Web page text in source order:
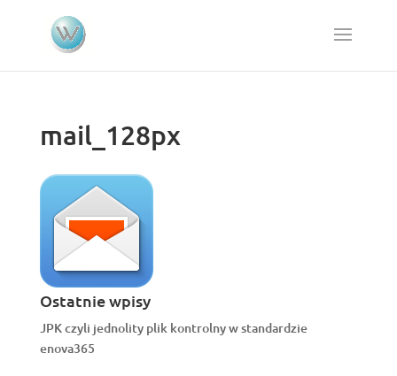
mail_128px
Ostatnie wpisy
JPK czyli jednolity plik kontrolny w standardzie
enova365